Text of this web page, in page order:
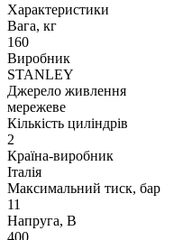
Характеристики
Вага, кг
160
Виробник
STANLEY
Джерело живлення
мережеве
Кількість циліндрів
2
Країна-виробник
Італія
Максимальний тиск, бар
11
Напруга, В
400